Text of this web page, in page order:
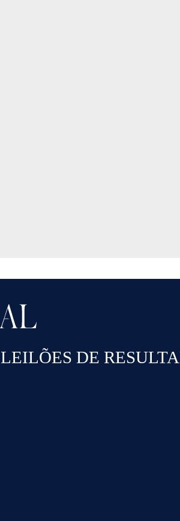
LEILÕES DE